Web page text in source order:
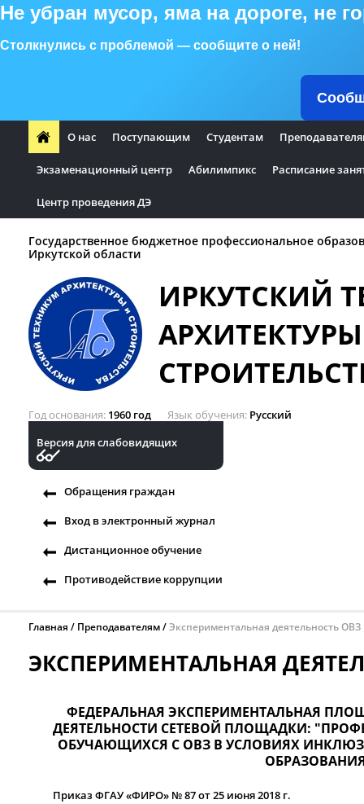
Не убран мусор, яма на дороге, не
Столкнулись с проблемой — сообщите о ней!
О нас Поступающим Студентам
Экзаменационный центр Абилимпикс Расписание
Центр проведения ДЭ
Государственное бюджетное профессиональное
Иркутской области
ИРКУТСКИЙ
Год основания 1960 год Язык обучения Русский
Версия для слабовидящих
Обращения граждан
Вход в электронный журнал
Дистанционное обучение
Противодействие коррупции
Главная Преподавателям Экспериментальная деятельность ОВЗ
ЭКСПЕРИМЕНТАЛЬНАЯ
ФЕДЕРАЛЬНАЯ ЭКСПЕРИМЕНТАЛЬНАЯ
ДЕЯТЕЛЬНОСТИ СЕТЕВОЙ ПЛОЩАДКИ:
ОБУЧАЮЩИХСЯ С ОВЗ В УСЛОВИЯХ
Приказ ФГАУ «ФИРО» № 87 от 25 июня 2018 г.